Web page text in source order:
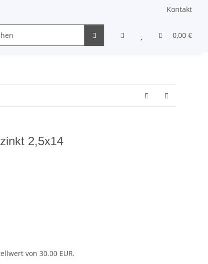
Kontakt
0,00 €
& Stifte andere Schrauben
2,5x14
von 30.00 EUR.